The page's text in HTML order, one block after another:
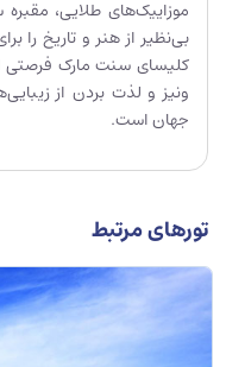
موزاییک‌های طلایی،
بی‌نظیر از هنر و تاریخ را
کلیسای سنت مارک فرصتی
ونیز و لذت بردن از
جهان است.
تورهای مرتبط